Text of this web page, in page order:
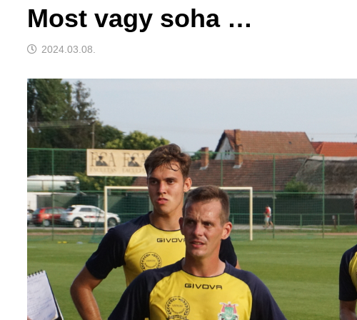
Most vagy soha …
2024.03.08.